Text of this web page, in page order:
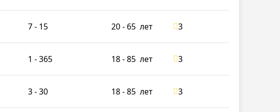
7 - 15 20 - 65 лет 3
1 - 365 18 - 85 лет 3
3 - 30 18 - 85 лет 3